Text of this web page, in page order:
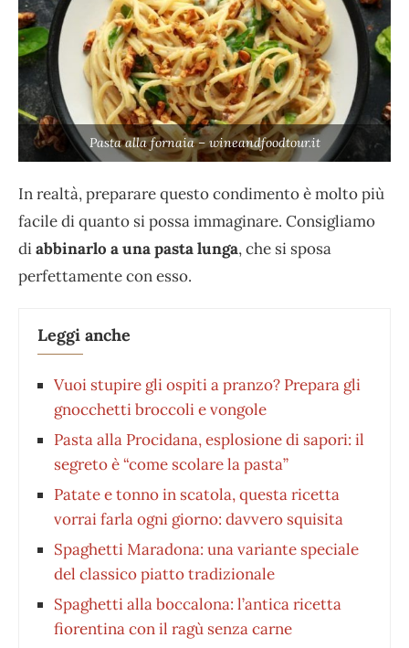
Pasta alla fornaia – wineandfoodtour.it
In realtà, preparare questo condimento è molto più
facile di quanto si possa immaginare. Consigliamo
diabbinarlo a una pasta lunga, che si sposa
perfettamente con esso.
Leggi anche
Vuoi stupire gli ospiti a pranzo? Prepara gli
gnocchetti broccoli e vongole
Pasta alla Procidana, esplosione di sapori: il
segreto è “come scolare la pasta”
Patate e tonno in scatola, questa ricetta
vorrai farla ogni giorno: davvero squisita
Spaghetti Maradona: una variante speciale
del classico piatto tradizionale
Spaghetti alla boccalona: l’antica ricetta
fiorentina con il ragù senza carne